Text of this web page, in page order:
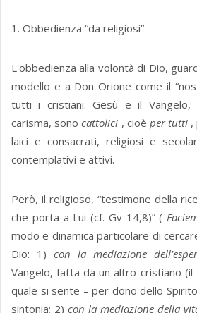
1. Obbedienza “da religiosi”
L'obbedienza alla volontà di Dio,
modello e a Don Orione come il
tutti i cristiani. Gesù e il
carisma, sonocattolici , cioè per tutti ,
laici e consacrati, religiosi e
contemplativi e attivi.
Però, il religioso, “testimone della
che porta a Lui (cf. Gv 14,8)” (
modo e dinamica particolare di
Dio: 1) con la mediazione
Vangelo, fatta da un altro cristiano
quale si sente – per dono dello
sintonia; 2) con la mediazione della